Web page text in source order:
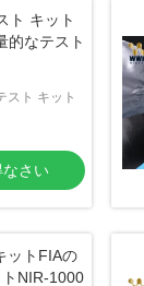
ト キット
的なテスト
スト キット
さい
ットFIAの
NIR-1000